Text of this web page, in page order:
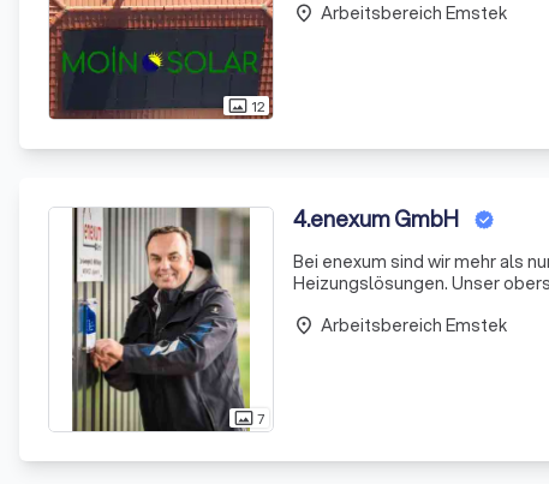
photo_size_select_actual 12
installieren
place Arbeitsbereich Emstek
photo_size_select_actual7
4.enexum GmbH
Bei enexum sind wir mehr als
Heizungslösungen. Unser
place Arbeitsbereich Emstek